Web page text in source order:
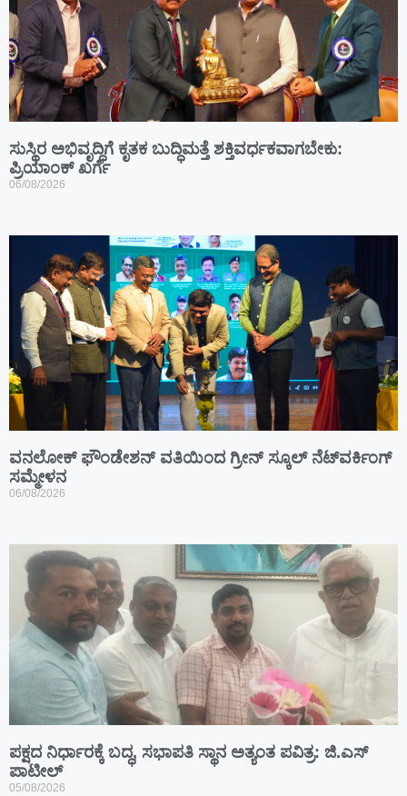
ಸುಸ್ಥಿರ ಅಭಿವೃದ್ಧಿಗೆ ಕೃತಕ ಬುದ್ಧಿಮತ್ತೆ ಶಕ್ತಿವರ್ಧಕವಾಗಬೇಕು:
ಪ್ರಿಯಾಂಕ್ ಖರ್ಗೆ
06/08/2026
ವನಲೋಕ್ ಫೌಂಡೇಶನ್ ವತಿಯಿಂದ ಗ್ರೀನ್ ಸ್ಕೂಲ್ ನೆಟ್‌ವರ್ಕಿಂಗ್
ಸಮ್ಮೇಳನ
06/08/2026
ಪಕ್ಷದ ನಿರ್ಧಾರಕ್ಕೆ ಬದ್ಧ, ಸಭಾಪತಿ ಸ್ಥಾನ ಅತ್ಯಂತ ಪವಿತ್ರ: ಜಿ.ಎಸ್
ಪಾಟೀಲ್
05/08/2026